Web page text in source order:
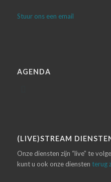
Stuur ons een email
AGENDA
(LIVE)STREAM
Onze diensten zijn “live” te
kunt u ook onze diensten terug